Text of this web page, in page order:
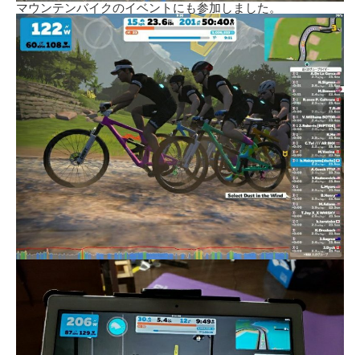
マウンテンバイクのイベントにも参加しました。